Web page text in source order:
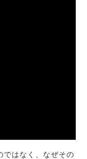
ではなく、なぜその